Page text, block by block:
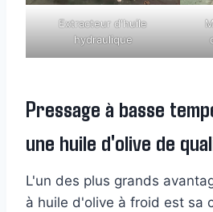
Extracteur d'huile
hydraulique
Pressage à basse
une huile d'olive de
L'un des plus grands
à huile d'olive à froid est sa